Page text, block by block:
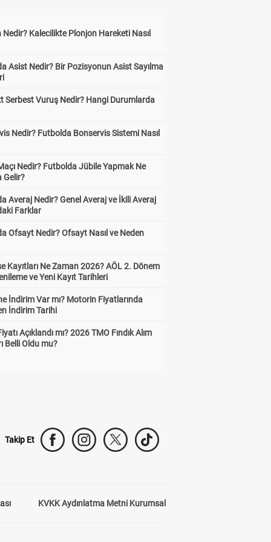
Nedir? Kalecilikte Plonjon Hareketi Nasıl
Asist Nedir? Bir Pozisyonun Asist Sayılma
Serbest Vuruş Nedir? Hangi Durumlarda
Nedir? Futbolda Bonservis Sistemi Nasıl
Nedir? Futbolda Jübile Yapmak Ne
Gelir?
Averaj Nedir? Genel Averaj ve İkili Averaj
Farklar
Ofsayt Nedir? Ofsayt Nasıl ve Neden
Kayıtları Ne Zaman 2026? AÖL 2. Dönem
ve Yeni Kayıt Tarihleri
İndirim Var mı? Motorin Fiyatlarında
İndirim Tarihi
Açıklandı mı? 2026 TMO Fındık Alım
Belli Oldu mu?
Takip Et
KVKK Aydınlatma Metni Kurumsal